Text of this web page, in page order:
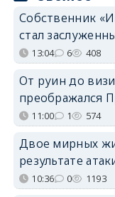
Собственник
стал
13:04 6 408
От руин до
преображался
11:00 1 574
Двое мирных
результате
10:36 0 1193